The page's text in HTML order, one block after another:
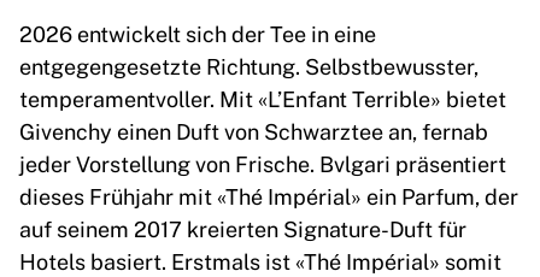
2026 entwickelt sich der Tee in eine
entgegengesetzte Richtung. Selbstbewusster,
temperamentvoller. Mit «L’Enfant Terrible» bietet
Givenchy einen Duft von Schwarztee an, fernab
jeder Vorstellung von Frische. Bvlgari präsentiert
dieses Frühjahr mit «Thé Impérial» ein Parfum, der
auf seinem 2017 kreierten Signature-Duft für
Hotels basiert. Erstmals ist «Thé Impérial» somit